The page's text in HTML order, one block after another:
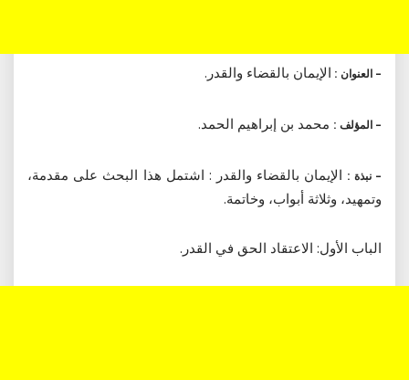
– العنوان : الإيمان بالقضاء والقدر.
– المؤلف : محمد بن إبراهيم الحمد.
– نبذة : الإيمان بالقضاء والقدر : اشتمل هذا البحث على مقدمة،
وتمهيد، وثلاثة أبواب، وخاتمة.
الباب الأول: الاعتقاد الحق في القدر.